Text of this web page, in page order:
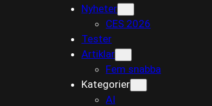
Nyheter
CES 2026
Tester
Artiklar
Fem snabba
Kategorier
AI